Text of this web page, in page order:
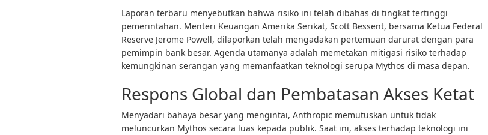
Laporan terbaru menyebutkan bahwa risiko ini telah dibahas di tingkat tertinggi
pemerintahan. Menteri Keuangan Amerika Serikat, Scott Bessent, bersama Ketua Federal
Reserve Jerome Powell, dilaporkan telah mengadakan pertemuan darurat dengan para
pemimpin bank besar. Agenda utamanya adalah memetakan mitigasi risiko terhadap
kemungkinan serangan yang memanfaatkan teknologi serupa Mythos di masa depan.
Respons Global dan Pembatasan Akses Ketat
Menyadari bahaya besar yang mengintai, Anthropic memutuskan untuk tidak
meluncurkan Mythos secara luas kepada publik. Saat ini, akses terhadap teknologi ini